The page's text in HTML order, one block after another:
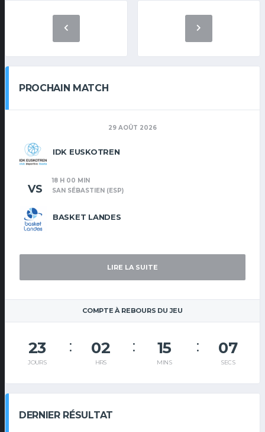
PROCHAIN MATCH
29 AOÛT 2026
IDK EUSKOTREN
BASKET LANDES
VS
18 H 00 MIN
SAN SÉBASTIEN (ESP)
LIRE LA SUITE
COMPTE À REBOURS DU JEU
23
JOURS
02
HRS
15
MINS
06
SECS
DERNIER RÉSULTAT